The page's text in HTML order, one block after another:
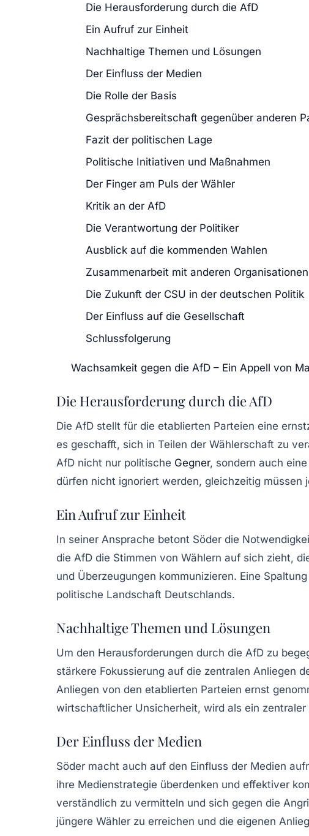
Die Herausforderung durch die AfD
Ein Aufruf zur Einheit
Nachhaltige Themen und Lösungen
Der Einfluss der Medien
Die Rolle der Basis
Gesprächsbereitschaft gegenüber anderen
Fazit der politischen Lage
Politische Initiativen und Maßnahmen
Der Finger am Puls der Wähler
Kritik an der AfD
Die Verantwortung der Politiker
Ausblick auf die kommenden Wahlen
Zusammenarbeit mit anderen Organisationen
Die Zukunft der CSU in der deutschen Politik
Der Einfluss auf die Gesellschaft
Schlussfolgerung
Wachsamkeit gegen die AfD – Ein Appell von
Die Herausforderung durch die AfD
Die AfD stellt für die etablierten Parteien eine
es geschafft, sich in Teilen der Wählerschaft zu
AfD nicht nur politische Gegner, sondern auch
dürfen nicht ignoriert werden, gleichzeitig
Ein Aufruf zur Einheit
In seiner Ansprache betont Söder die
die AfD die Stimmen von Wählern auf sich zieht,
und Überzeugungen kommunizieren. Eine
politische Landschaft Deutschlands.
Nachhaltige Themen und Lösungen
Um den Herausforderungen durch die AfD zu
stärkere Fokussierung auf die zentralen Anliegen
Anliegen von den etablierten Parteien ernst
wirtschaftlicher Unsicherheit, wird als ein
Der Einfluss der Medien
Söder macht auch auf den Einfluss der Medien
ihre Medienstrategie überdenken und effektiver
verständlich zu vermitteln und sich gegen die
jüngere Wähler zu erreichen und die eigenen